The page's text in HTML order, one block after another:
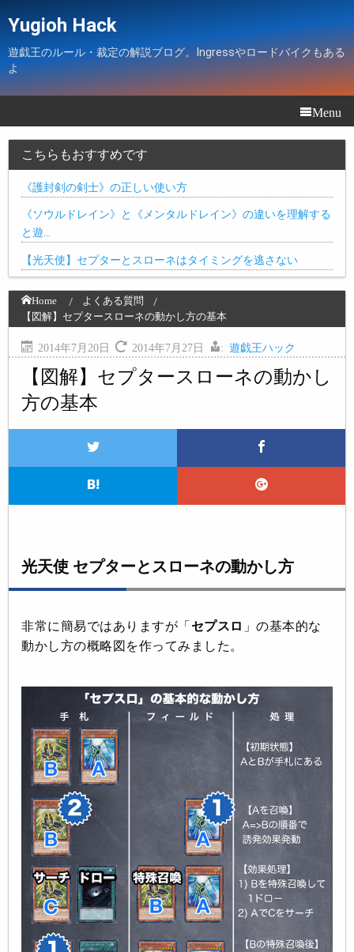
Yugioh Hack
遊戯王のルール・裁定の解説ブログ。Ingressやロードバイクもある
よ
Menu
こちらもおすすめです
《護封剣の剣士》の正しい使い方
《ソウルドレイン》と《メンタルドレイン》の違いを理解する
と遊…
【光天使】セプターとスローネはタイミングを逃さない
Home
よくある質問
【図解】セプタースローネの動かし方の基本
2014年7月20日 2014年7月27日 : 遊戯王ハック
【図解】セプタースローネの動かし
方の基本
光天使 セプターとスローネの動かし方
非常に簡易ではありますが「 セプスロ 」の基本的な
動かし方の概略図を作ってみました。